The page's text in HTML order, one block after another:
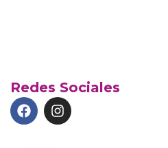
Redes Sociales